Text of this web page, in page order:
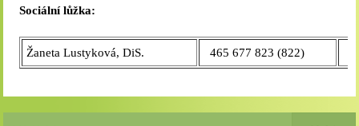
Sociální lůžka:
Žaneta Lustyková, DiS. 465 677 823 (822)